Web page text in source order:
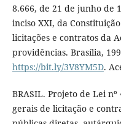
8.666, de 21 de junho de
inciso XXI, da
licitações e contratos da
providências. Brasília,
https://bit.ly/3V8YM5D.
BRASIL. Projeto de Lei
gerais de licitação e